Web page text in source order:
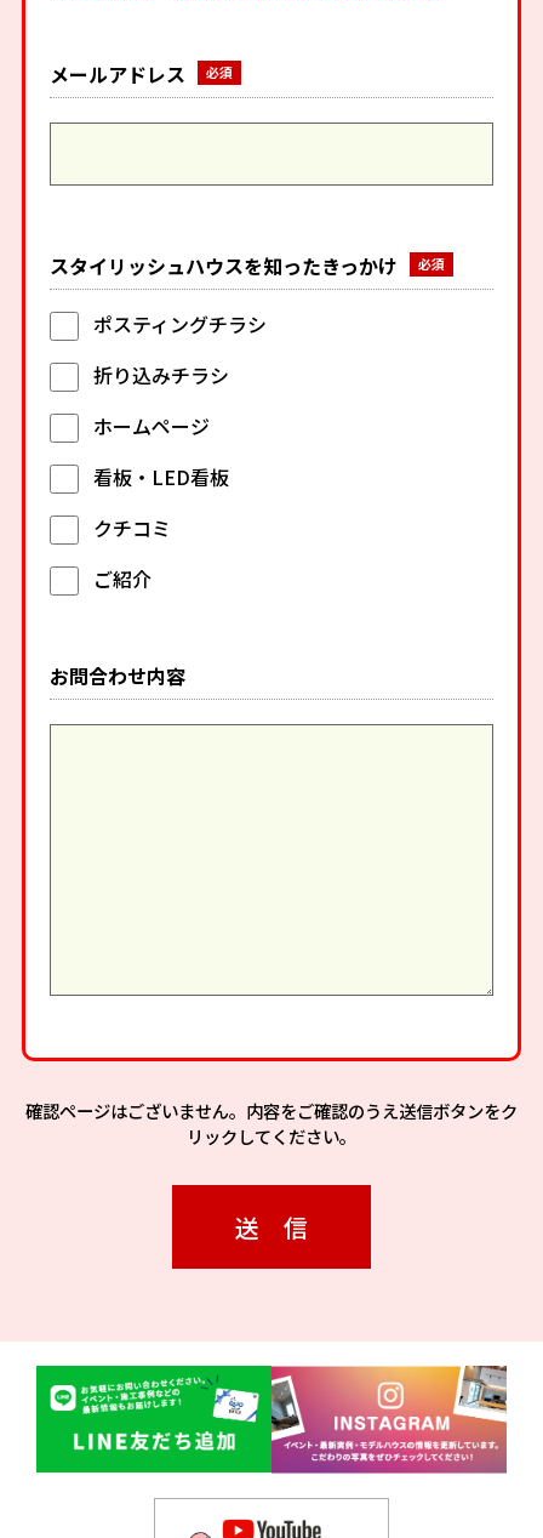
メールアドレス
スタイリッシュハウスを知ったきっかけ
ポスティングチラシ
折り込みチラシ
ホームページ
看板・LED看板
クチコミ
ご紹介
お問合わせ内容
確認ページはございません。内容をご確認のうえ送信ボタンをク
リックしてください。